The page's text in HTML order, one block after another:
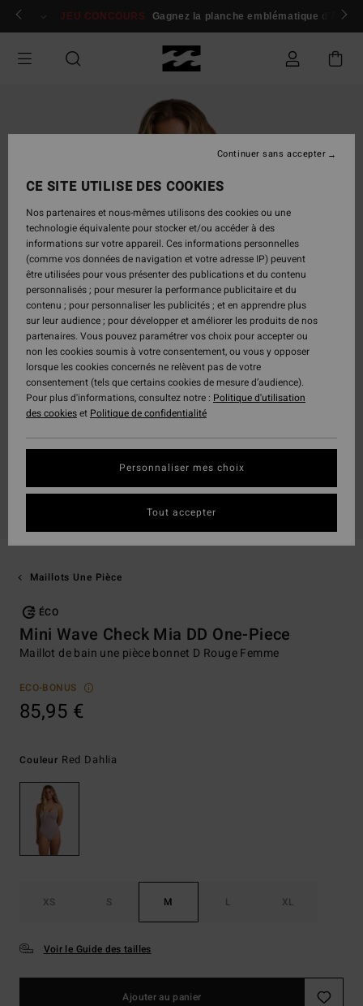
Passer
Se connecter / s'inscrire
JEU CONCOURS Gagnez la planche emblématique d'Andy
Maillots Une Pièce
ÉCO
Mini Wave Check Mia DD One-Piece
Maillot de bain une pièce bonnet D Rouge Femme
ECO-BONUS
85,95 €
Couleur Red Dahlia
XS S M L XL
Voir le Guide des tailles
Ajouter au panier
CE SITE UTILISE DES COOKIES
Nos partenaires et nous-mêmes utilisons des cookies ou une
technologie équivalente pour stocker et/ou accéder à des
informations sur votre appareil. Ces informations personnelles
(comme vos données de navigation et votre adresse IP) peuvent
être utilisées pour vous présenter des publications et du contenu
personnalisés ; pour mesurer la performance publicitaire et du
contenu ; pour personnaliser les publicités ; et en apprendre plus
sur leur audience ; pour développer et améliorer les produits de nos
partenaires. Vous pouvez paramétrer vos choix pour accepter ou
non les cookies soumis à votre consentement, ou vous y opposer
lorsque les cookies concernés ne relèvent pas de votre
consentement (tels que certains cookies de mesure d’audience).
Pour plus d'informations, consultez notre : Politique d'utilisation
des cookieset Politique de confidentialité
Personnaliser mes choix
Continuer sans accepter
Tout accepter